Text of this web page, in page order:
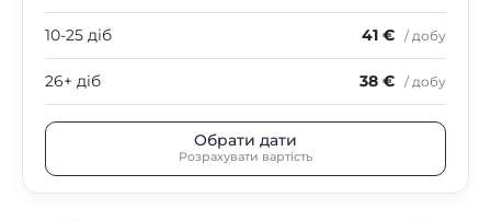
10-25 діб 41 € / добу
26+ діб 38 € / добу
Обрати дати
Розрахувати вартість